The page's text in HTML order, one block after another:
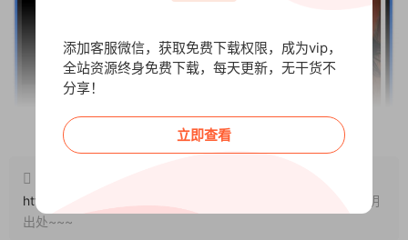
阅读全文
http://www.wangxunke.cn/rjzq/gjrj/10906.html
，转载请注明
出处~~~
添加客服微信，获取免费下载权限，成为vip，
全站资源终身免费下载，每天更新，无干货不
分享！
立即查看